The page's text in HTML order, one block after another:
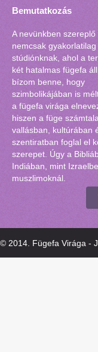
Bemutatkozás
A nevünkben szereplő
nemcsak gyakorlatilag
stúdiónknak, ahol a
két hatalmas fügefa
bízom benne, hogy
szimbolikájában is
a fügefa virága
hiszen a füge
vallásban, kultúrában
szentiratban foglal el
szerepet. Úgy a
Indiában, mint
muszlimoknál.
© 2014. Fügefa Virága -